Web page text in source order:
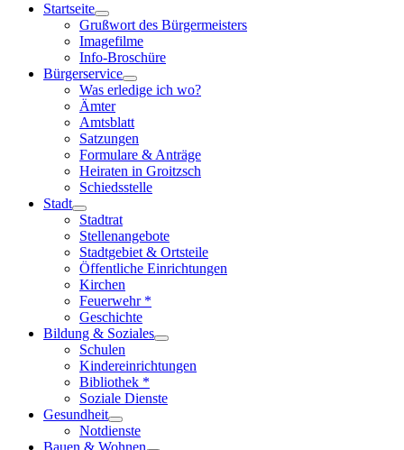
Startseite
Grußwort des Bürgermeisters
Imagefilme
Info-Broschüre
Bürgerservice
Was erledige ich wo?
Ämter
Amtsblatt
Satzungen
Formulare & Anträge
Heiraten in Groitzsch
Schiedsstelle
Stadt
Stadtrat
Stellenangebote
Stadtgebiet & Ortsteile
Öffentliche Einrichtungen
Kirchen
Feuerwehr *
Geschichte
Bildung & Soziales
Schulen
Kindereinrichtungen
Bibliothek *
Soziale Dienste
Gesundheit
Notdienste
Bauen & Wohnen